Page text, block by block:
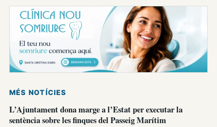
MÉS NOTÍCIES
L’Ajuntament dona marge a l’Estat per executar la
sentència sobre les finques del Passeig Marítim